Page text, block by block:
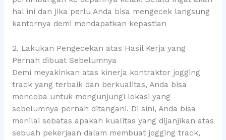
hal ini dan jika perlu Anda bisa mengecek langsung
kantornya demi mendapatkan kepastian
2. Lakukan Pengecekan atas Hasil Kerja yang
Pernah dibuat Sebelumnya
Demi meyakinkan atas kinerja kontraktor jogging
track yang terbaik dan berkualitas, Anda bisa
mencoba untuk mengunjungi lokasi yang
sebelumnya pernah ditangani. Di sini, Anda bisa
menilai sebatas apakah kualitas yang dijanjikan atas
sebuah pekerjaan dalam membuat jogging track,